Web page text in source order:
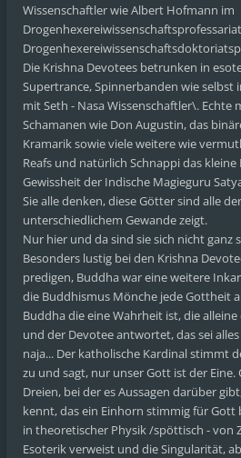
Wissenschaftler wie Albert Hofmann im
Die Krishna Devotees betrunken in
Supertrance, Spinnerbanden wie
mit Seth - Nasa Wissenschaftler\. Echte
Schamanen wie Don Augustin, das
Kramarik sowie viele weitere wie
Reafs und natürlich Schnappi das
Gewissheit der Indische Magieguru
Sie alle denken, diese Götter sind alle
unterschiedlichem Gewande zeigt.
Nur hier und da sind sie sich nicht ganz
Besonders lustig bei den Krishna
predigen, Buddha war eine weitere
die Buddhismus Mönche jede Gottheit
Buddha die eine Wahrheit ist, die
und der Devotee antwortet, das sei alles
naja... Der katholische Kardinal stimmt
zu und sagt, nur unser Gott ist der Eine.
Dreien, bei der es Aussagen darüber
kennt, das ein Einhorn stimmig für
in theoretischer Physik /spöttisch - von
Esoterik verweist und die Singularität,